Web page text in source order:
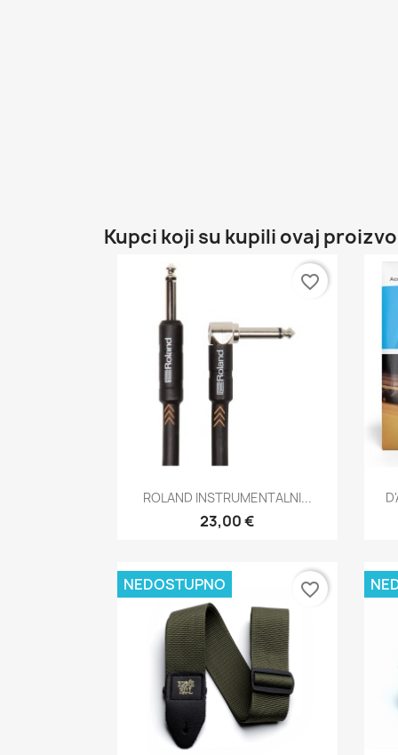
Kupci koji su kupili ovaj
 Brzi pregled
ROLAND INSTRUMENTALNI...
23,00 €
favorite_border
NEDOSTUPNO favorite_border